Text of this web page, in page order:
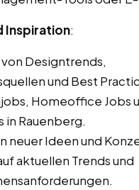
Inspiration:
Designtrends,
und Best
Homeoffice Jobs
in Rauenberg.
neuer Ideen und
aktuellen Trends und